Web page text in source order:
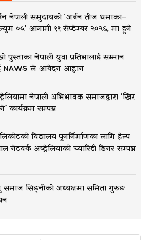
नेपाली समुदायको ‘अर्बन तीज धमाका–
०५’ आगामी ११ सेप्टेम्बर २०२६, मा हुने
पुस्ताका नेपाली युवा प्रतिभालाई सम्मान
NAWS ले आवेदन आह्वान
नेपाली अभिभावक समाजद्वारा ‘खिर
कार्यक्रम सम्पन्न
विद्यालय पुनर्निर्माणका लागि हेल्प
नेटवर्क अष्ट्रेलियाको च्यारिटी डिनर सम्पन्न
सिड्नीको अध्यक्षमा समिता गुरुङ